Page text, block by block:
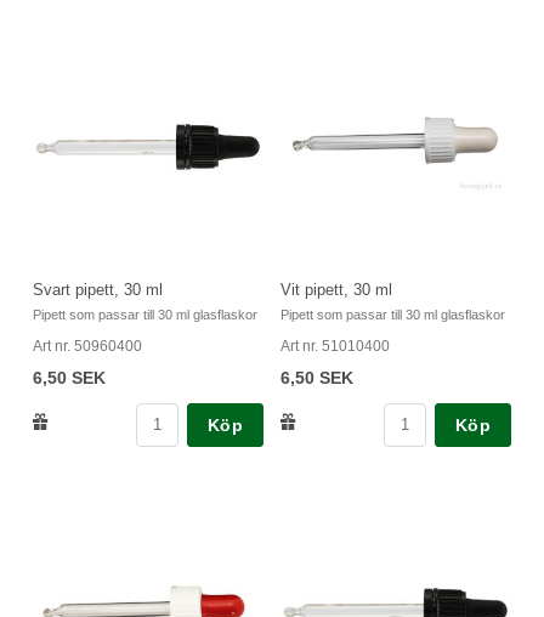
Svart pipett, 30 ml
Pipett som passar till 30 ml glasflaskor
Art nr. 50960400
6,50 SEK
Köp
Vit pipett, 30 ml
Pipett som passar till 30 ml glasflaskor
Art nr. 51010400
6,50 SEK
Köp